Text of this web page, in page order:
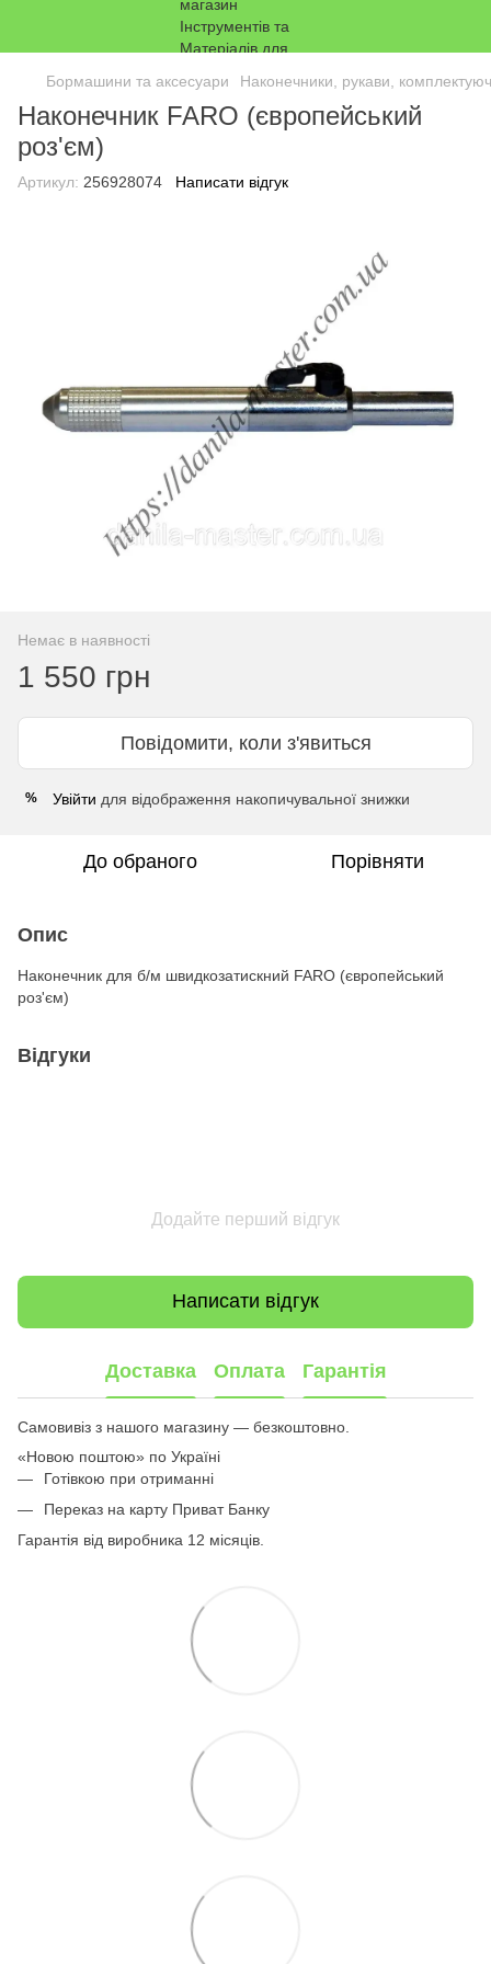
Бормашини та аксесуари Наконечники, рукави,
Наконечник FARO (європейський
роз'єм)
Артикул: 256928074 Написати відгук
Немає в наявності
1 550 грн
Повідомити, коли з'явиться
% Увійти для відображення накопичувальної знижки
До обраного Порівняти
Опис
Наконечник для б/м швидкозатискний FARO (європейський
роз'єм)
Відгуки
Додайте перший відгук
Написати відгук
Доставка Оплата Гарантія
Самовивіз з нашого магазину — безкоштовно.
«Новою поштою» по Україні
Готівкою при отриманні
Переказ на карту Приват Банку
Гарантія від виробника 12 місяців.